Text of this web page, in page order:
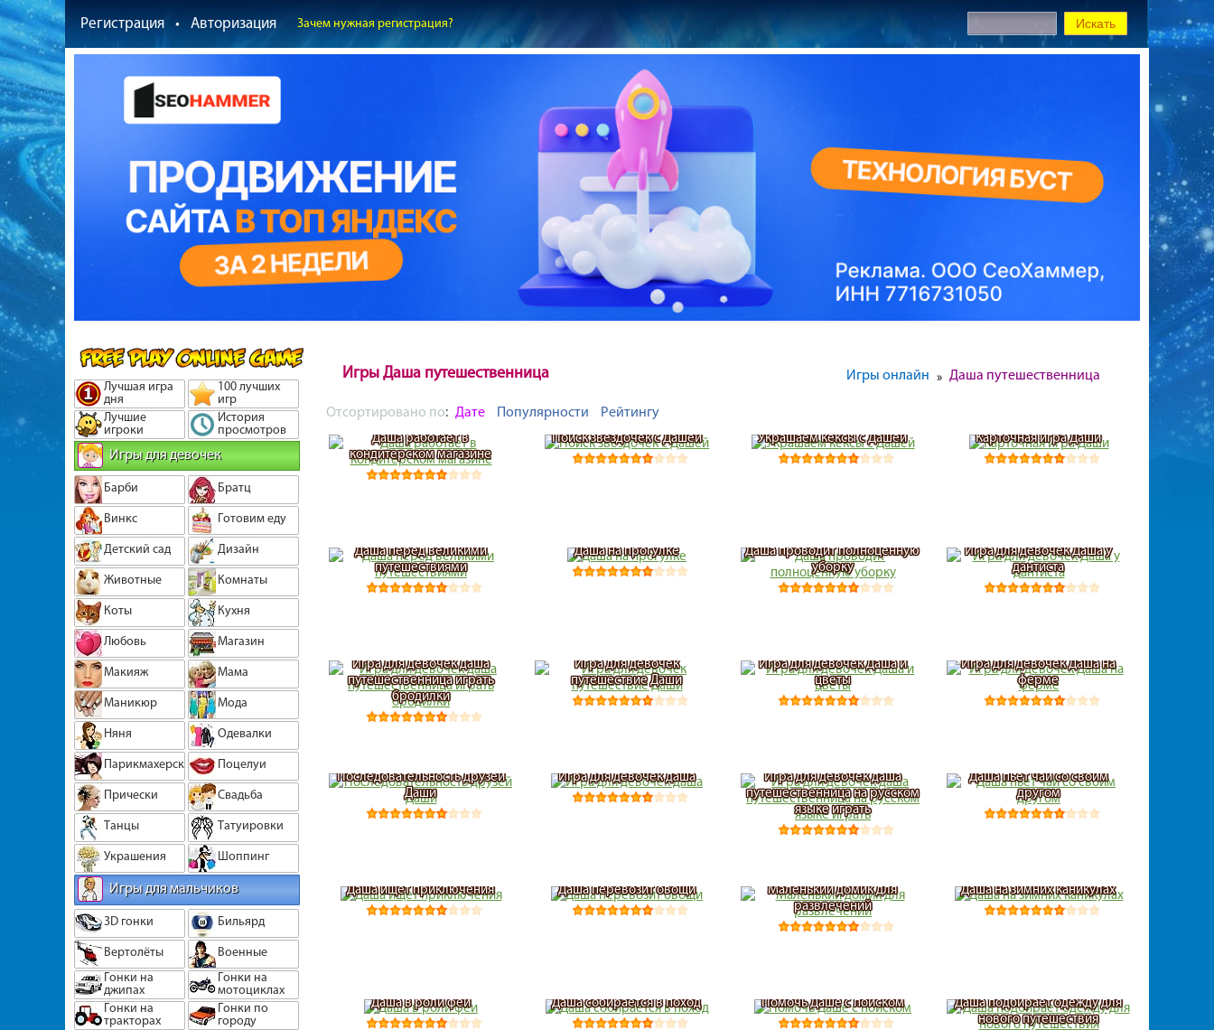
Регистрация • Авторизация Зачем нужная регистрация?
Лучшая игра
дня
100 лучших
игр
Лучшие
игроки
История
просмотров
Игры для девочек
Барби
Братц
Винкс
Готовим еду
Детский сад
Дизайн
Животные
Комнаты
Коты
Кухня
Любовь
Магазин
Макияж
Мама
Маникюр
Мода
Няня
Одевалки
Парикмахерская
Поцелуи
Прически
Свадьба
Танцы
Татуировки
Украшения
Шоппинг
Игры для мальчиков
3D гонки
Бильярд
Вертолёты
Военные
Гонки на
джипах
Гонки на
мотоциклах
Гонки на
тракторах
Гонки по
городу
Игры Даша путешественница Игры онлайн » Даша путешественница
Отсортировано по: Дате Популярности Рейтингу
Даша работает в
кондитерском магазине
Поиск звездочек с Дашей Украшаем кексы с Дашей Карточная игра Даши
Даша перед великими
путешествиями
Даша на прогулке
Даша проводит полноценную
уборку
Игра для девочек Даша у
дантиста
Игра для девочек даша
путешественница играть
бродилки
Игра для девочек
путешествие Даши
Игра для девочек Даша и
цветы
Игра для девочек Даша на
ферме
Последовательность друзей
Даши
Игра для девочек даша
Игра для девочек даша
путешественница на русском
языке играть
Даша пьет чай со своим
другом
Даша ищет приключения Даша перевозит овощи
Маленький домик для
развлечений
Даша на зимних каникулах
Даша в роли феи Даша собирается в поход Помочь Даше с поиском
Даша подбирает одежду для
нового путешествия